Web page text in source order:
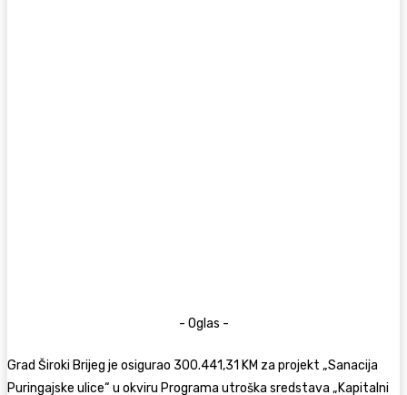
- Oglas -
Grad Široki Brijeg je osigurao 300.441,31 KM za projekt „Sanacija
Puringajske ulice“ u okviru Programa utroška sredstava „Kapitalni